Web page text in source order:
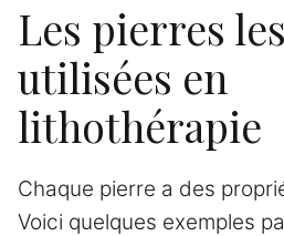
Les pierres
utilisées en
lithothérapie
Chaque pierre a des
Voici quelques exemples